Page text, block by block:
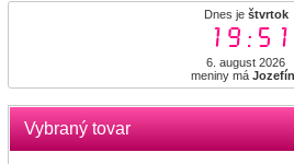
Dnes je štvrtok
19:51
6. august 2026
meniny má
Vybraný tovar